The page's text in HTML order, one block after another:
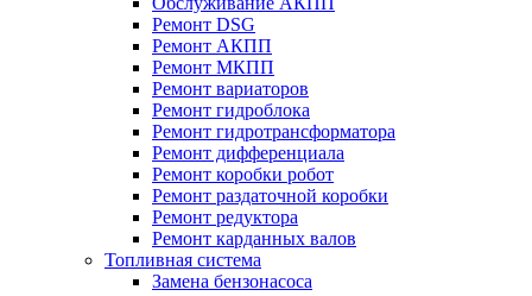
Ремонт DSG
Ремонт АКПП
Ремонт МКПП
Ремонт вариаторов
Ремонт гидроблока
Ремонт гидротрансформатора
Ремонт дифференциала
Ремонт коробки робот
Ремонт раздаточной коробки
Ремонт редуктора
Ремонт карданных валов
Топливная система
Замена бензонасоса